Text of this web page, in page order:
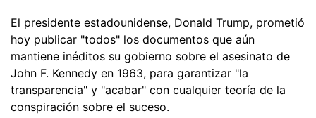
El presidente estadounidense, Donald Trump, prometió
hoy publicar "todos" los documentos que aún
mantiene inéditos su gobierno sobre el asesinato de
John F. Kennedy en 1963, para garantizar "la
transparencia" y "acabar" con cualquier teoría de la
conspiración sobre el suceso.